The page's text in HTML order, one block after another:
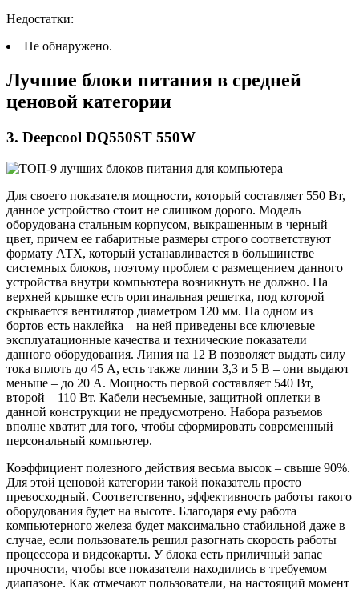
Недостатки:
Не обнаружено.
Лучшие блоки питания в средней
ценовой категории
3. Deepcool DQ550ST 550W
Для своего показателя мощности, который составляет 550 Вт,
данное устройство стоит не слишком дорого. Модель
оборудована стальным корпусом, выкрашенным в черный
цвет, причем ее габаритные размеры строго соответствуют
формату АТХ, который устанавливается в большинстве
системных блоков, поэтому проблем с размещением данного
устройства внутри компьютера возникнуть не должно. На
верхней крышке есть оригинальная решетка, под которой
скрывается вентилятор диаметром 120 мм. На одном из
бортов есть наклейка – на ней приведены все ключевые
эксплуатационные качества и технические показатели
данного оборудования. Линия на 12 В позволяет выдать силу
тока вплоть до 45 А, есть также линии 3,3 и 5 В – они выдают
меньше – до 20 А. Мощность первой составляет 540 Вт,
второй – 110 Вт. Кабели несъемные, защитной оплетки в
данной конструкции не предусмотрено. Набора разъемов
вполне хватит для того, чтобы сформировать современный
персональный компьютер.
Коэффициент полезного действия весьма высок – свыше 90%.
Для этой ценовой категории такой показатель просто
превосходный. Соответственно, эффективность работы такого
оборудования будет на высоте. Благодаря ему работа
компьютерного железа будет максимально стабильной даже в
случае, если пользователь решил разогнать скорость работы
процессора и видеокарты. У блока есть приличный запас
прочности, чтобы все показатели находились в требуемом
диапазоне. Как отмечают пользователи, на настоящий момент